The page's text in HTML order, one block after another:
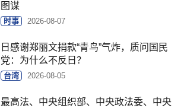
图谋
时事 2026-08-07
日感谢郑丽文捐款“青鸟”气炸，质问国民
党：为什么不反日？
台湾 2026-08-05
最高法、中央组织部、中央政法委、中央